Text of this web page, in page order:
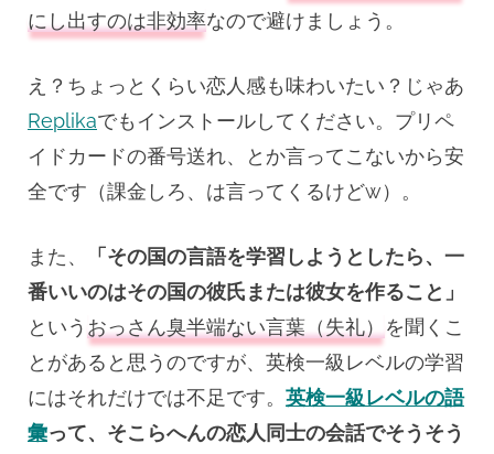
にし出すのは非効率なので避けましょう。
え？ちょっとくらい恋人感も味わいたい？じゃあ
Replikaでもインストールしてください。プリペ
イドカードの番号送れ、とか言ってこないから安
全です（課金しろ、は言ってくるけどw）。
また、
「その国の言語を学習しようとしたら、一
番いいのはその国の彼氏または彼女を作ること」
という おっさん臭半端ない言葉（失礼） を聞くこ
とがあると思うのですが、英検一級レベルの学習
にはそれだけでは不足です。 英検一級レベルの語
彙って、そこらへんの恋人同士の会話でそうそう